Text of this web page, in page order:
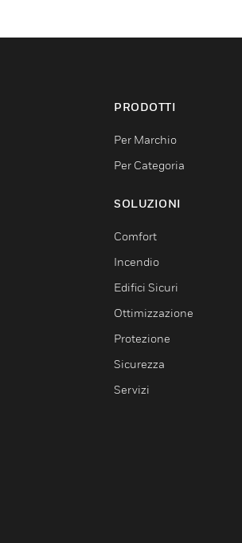
PRODOTTI
Per Marchio
Per Categoria
SOLUZIONI
Comfort
Incendio
Edifici Sicuri
Ottimizzazione
Protezione
Sicurezza
Servizi